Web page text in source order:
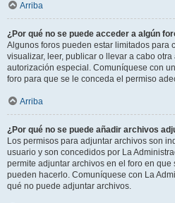
Arriba
¿Por qué no se puede acceder a algún
Algunos foros pueden estar limitados para
visualizar, leer, publicar o llevar a cabo
autorización especial. Comuníquese con
foro para que se le conceda el permiso
Arriba
¿Por qué no se puede añadir archivos
Los permisos para adjuntar archivos son
usuario y son concedidos por La
permite adjuntar archivos en el foro en
pueden hacerlo. Comuníquese con La
qué no puede adjuntar archivos.